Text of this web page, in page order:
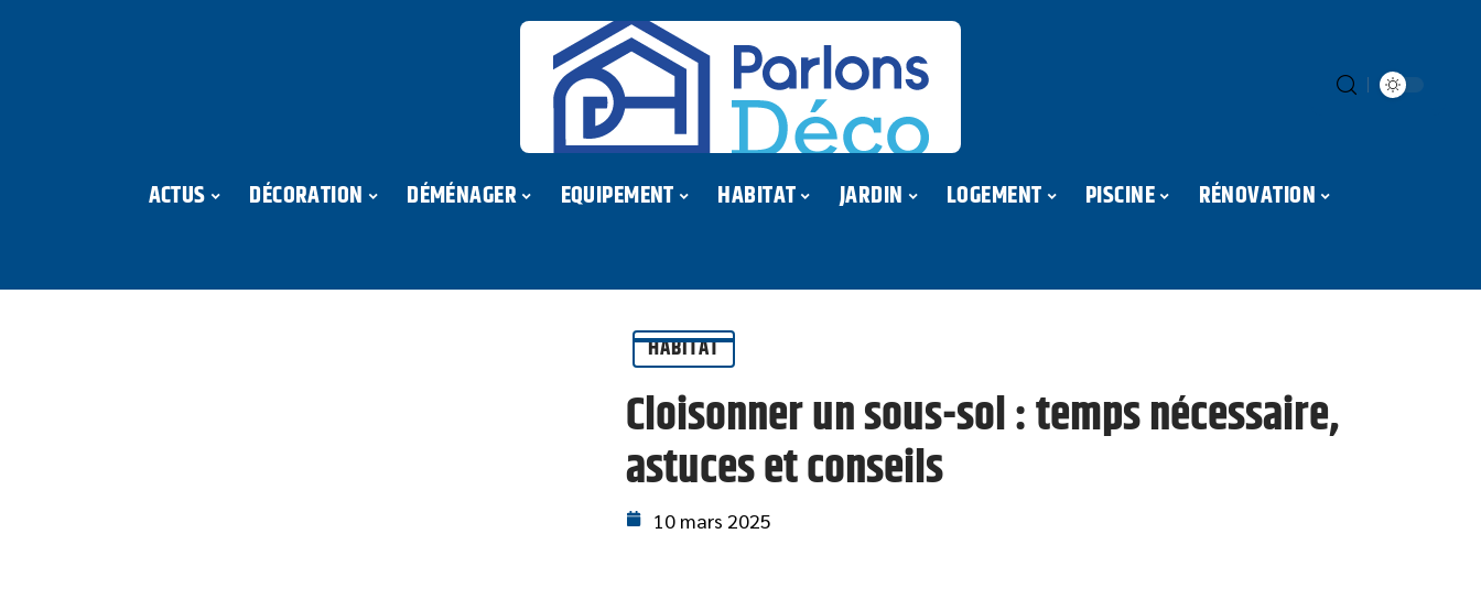
ACTUS DÉCORATION DÉMÉNAGER EQUIPEMENT HABITAT JARDIN LOGEMENT PISCINE RÉNOVATION
HABITAT
Cloisonner un sous-sol : temps nécessaire,
astuces et conseils
10 mars 2025